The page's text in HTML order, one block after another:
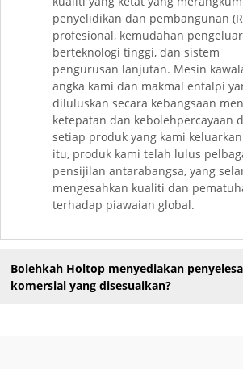
penyelidikan dan pembangunan
profesional, kemudahan
berteknologi tinggi, dan sistem
pengurusan lanjutan. Mesin
angka kami dan makmal entalpi
diluluskan secara kebangsaan
ketepatan dan kebolehpercayaan
setiap produk yang kami
itu, produk kami telah lulus
pensijilan antarabangsa, yang
mengesahkan kualiti dan
terhadap piawaian global.
Bolehkah Holtop menyediakan
komersial yang disesuaikan?